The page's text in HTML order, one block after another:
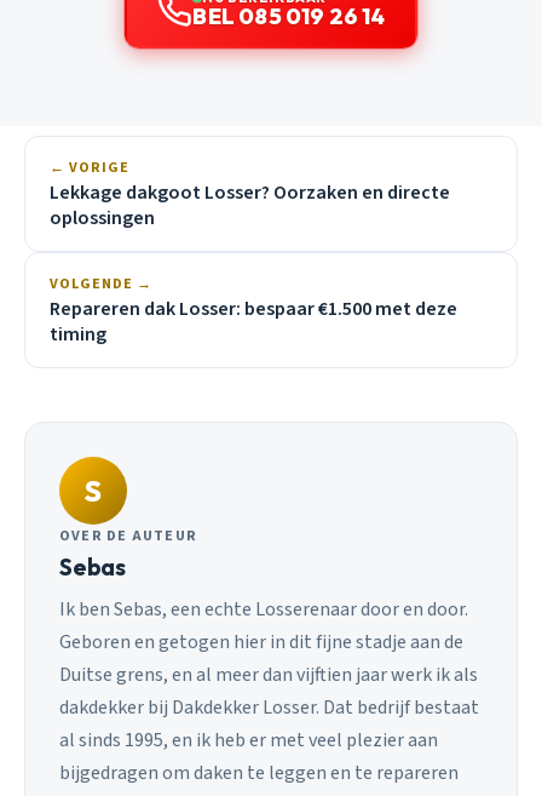
BEL 085 019 26 14
← VORIGE
Lekkage dakgoot Losser? Oorzaken en directe
oplossingen
VOLGENDE →
Repareren dak Losser: bespaar €1.500 met deze
timing
S
OVER DE AUTEUR
Sebas
Ik ben Sebas, een echte Losserenaar door en door.
Geboren en getogen hier in dit fijne stadje aan de
Duitse grens, en al meer dan vijftien jaar werk ik als
dakdekker bij Dakdekker Losser. Dat bedrijf bestaat
al sinds 1995, en ik heb er met veel plezier aan
bijgedragen om daken te leggen en te repareren